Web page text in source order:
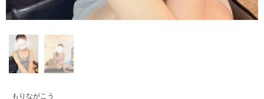
もりながこう